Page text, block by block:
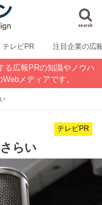
search
テレビPR 注目企業の広
る広報PRの知識やノウハ
メディアです。
テレビPR
らい